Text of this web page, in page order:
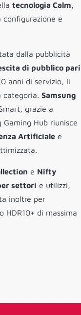
tecnologia Calm,
e
dalla pubblicità
di pubblico pari
anni di servizio, il
categoria. Samsung
grazie a
Gaming Hub riunisce
Artificiale e
e Nifty
settori e utilizzi,
inoltre per
HDR10+ di massima